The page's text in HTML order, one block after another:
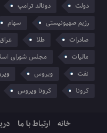
دولت
دونالد ترامپ
رژیم صهیونیستی
سهام
صادرات
طلا عراق
مالیات
مجلس شورای
نفت
ویروس
کرونا
کرونا ویروس
خانه ارتباط با ما